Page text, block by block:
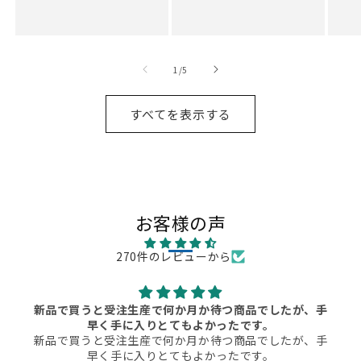
1 /の
5
すべてを表示する
お客様の声
270件のレビューから
新品で買うと受注生産で何か月か待つ商品でしたが、手
早く手に入りとてもよかったです。
新品で買うと受注生産で何か月か待つ商品でしたが、手
早く手に入りとてもよかったです。